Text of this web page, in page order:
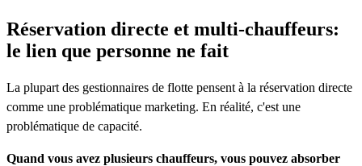
Réservation directe et multi-chauffeurs:
le lien que personne ne fait
La plupart des gestionnaires de flotte pensent à la réservation directe
comme une problématique marketing. En réalité, c'est une
problématique de capacité.
Quand vous avez plusieurs chauffeurs, vous pouvez absorber